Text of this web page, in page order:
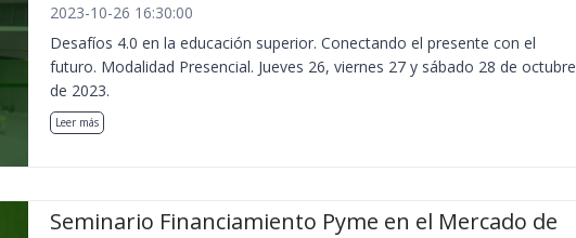
2023-10-26 16:30:00
Desafíos 4.0 en la educación superior. Conectando el presente con el
futuro. Modalidad Presencial. Jueves 26, viernes 27 y sábado 28 de octubre
de 2023.
Leer más
Seminario Financiamiento Pyme en el Mercado de